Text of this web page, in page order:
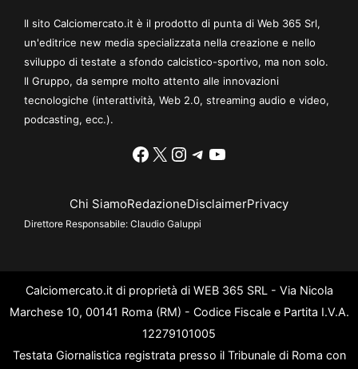
Il sito Calciomercato.it è il prodotto di punta di Web 365 Srl,
un'editrice new media specializzata nella creazione e nello
sviluppo di testate a sfondo calcistico-sportivo, ma non solo.
Il Gruppo, da sempre molto attento alle innovazioni
tecnologiche (interattività, Web 2.0, streaming audio e video,
podcasting, ecc.).
Facebook
X Instagram
Telegram
YouTube
Chi SiamoRedazioneDisclaimerPrivacy
Direttore Responsabile: Claudio Galuppi
Calciomercato.it di proprietà di WEB 365 SRL - Via Nicola
Marchese 10, 00141 Roma (RM) - Codice Fiscale e Partita I.V.A.
12279101005
Testata Giornalistica registrata presso il Tribunale di Roma con